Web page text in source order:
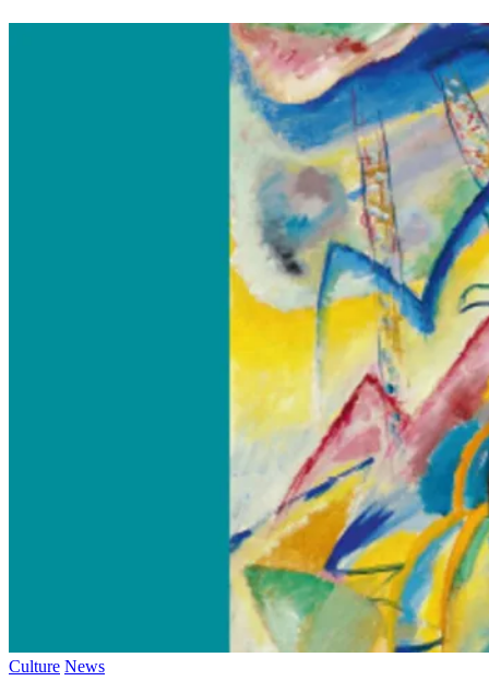
Culture News